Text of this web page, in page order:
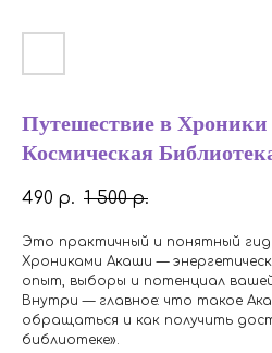
Путешествие в
Космическая
490 р. 1 500 р.
Это практичный и понятный
Хрониками Акаши —
опыт, выборы и потенциал
Внутри — главное: что такое
обращаться и как получить
библиотеке».